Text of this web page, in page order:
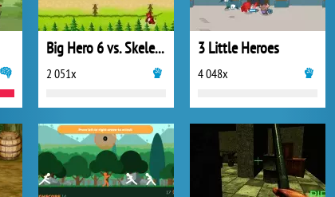
Big Hero 6 vs. Skeleton
2 051x
3 Little Heroes
4 048x